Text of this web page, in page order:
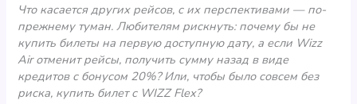
Что касается других рейсов, с их перспективами — по-
прежнему туман. Любителям рискнуть: почему бы не
купить билеты на первую доступную дату, а если Wizz
Air отменит рейсы, получить сумму назад в виде
кредитов с бонусом 20%? Или, чтобы было совсем без
риска, купить билет с WIZZ Flex?